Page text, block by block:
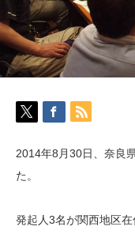
2014年8月30日、奈良
た。
発起人3名が関西地区